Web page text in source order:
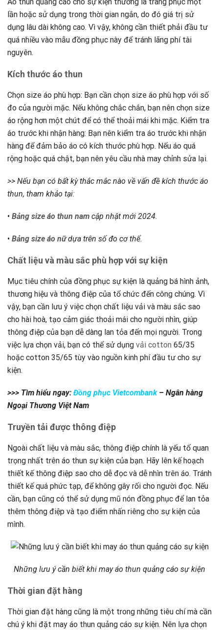
lần hoặc sử dụng trong thời gian ngắn, do đó giá trị sử
dụng lâu dài không cao. Vì vậy, không cần thiết phải đầu tư
quá nhiều vào mẫu đồng phục này để tránh lãng phí tài
nguyên.
Kích thước áo thun
Chọn size áo phù hợp: Bạn cần chọn size áo phù hợp với số
đo của người mặc. Nếu không chắc chắn, bạn nên chọn size
áo rộng hơn một chút để có thể thoải mái khi mặc. Kiểm tra
áo trước khi nhận hàng: Bạn nên kiểm tra áo trước khi nhận
hàng để đảm bảo áo có kích thước phù hợp. Nếu áo quá
rộng hoặc quá chật, bạn nên yêu cầu nhà may chỉnh sửa lại.
>> Nếu bạn có bất kỳ thắc mắc nào về vấn đề kích thước áo
thun, tham khảo tại:
• Bảng size áo thun nam cập nhật mới 2024.
• Bảng size áo nữdựa trên số đo cơ thể.
Chất liệu và màu sắc phù hợp với sự kiện
Mục tiêu chính của đồng phục sự kiện là quảng bá hình ảnh,
thương hiệu và thông điệp của tổ chức đến công chúng. Vì
vậy, bạn cần lưu ý việc chọn chất liệu vải và màu sắc sao
cho hài hoà, tạo cảm giác thoải mái cho người nhìn, giúp
thông điệp của bạn dễ dàng lan tỏa đến mọi người. Trong
việc lựa chọn vải, bạn có thể sử dụng vải cotton 65/35
hoặc cotton 35/65 tùy vào nguồn kinh phí đầu tư cho sự
kiện.
>>> Tìm hiểu ngay: Đồng phục Vietcombank– Ngân hàng
Ngoại Thương Việt Nam
Truyền tải được thông điệp
Ngoài chất liệu và màu sắc, thông điệp chính là yếu tố quan
trọng nhất trên áo thun sự kiện của bạn. Hãy lên kế hoạch
thiết kế thông điệp sao cho dễ đọc và dễ nhìn trên áo. Tránh
thiết kế quá phức tạp, để không gây rối cho người đọc. Nếu
cần, bạn cũng có thể sử dụng mũ nón đồng phục để lan tỏa
thêm thông điệp và tạo điểm nhấn riêng cho sự kiện của
mình.
Những lưu ý cần biết khi may áo thun quảng cáo sự kiện
Thời gian đặt hàng
Thời gian đặt hàng cũng là một trong những tiêu chí mà cần
chú ý khi đặt may áo thun quảng cáo sự kiện. Nên lựa chọn